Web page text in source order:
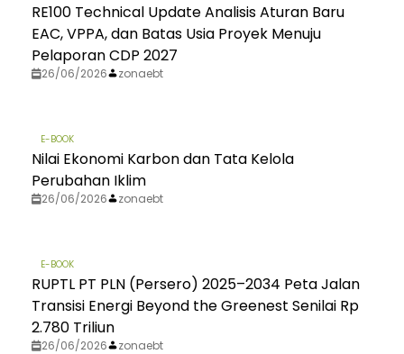
RE100 Technical Update Analisis Aturan Baru
EAC, VPPA, dan Batas Usia Proyek Menuju
Pelaporan CDP 2027
26/06/2026 zonaebt
E-BOOK
Nilai Ekonomi Karbon dan Tata Kelola
Perubahan Iklim
26/06/2026 zonaebt
E-BOOK
RUPTL PT PLN (Persero) 2025–2034 Peta Jalan
Transisi Energi Beyond the Greenest Senilai Rp
2.780 Triliun
26/06/2026 zonaebt